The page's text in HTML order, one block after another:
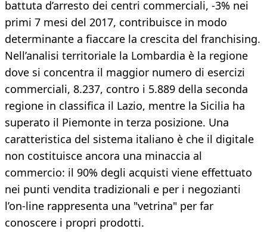
battuta d’arresto dei centri commerciali, -3% nei
primi 7 mesi del 2017, contribuisce in modo
determinante a fiaccare la crescita del franchising.
Nell’analisi territoriale la Lombardia è la regione
dove si concentra il maggior numero di esercizi
commerciali, 8.237, contro i 5.889 della seconda
regione in classifica il Lazio, mentre la Sicilia ha
superato il Piemonte in terza posizione. Una
caratteristica del sistema italiano è che il digitale
non costituisce ancora una minaccia al
commercio: il 90% degli acquisti viene effettuato
nei punti vendita tradizionali e per i negozianti
l’on-line rappresenta una "vetrina" per far
conoscere i propri prodotti.